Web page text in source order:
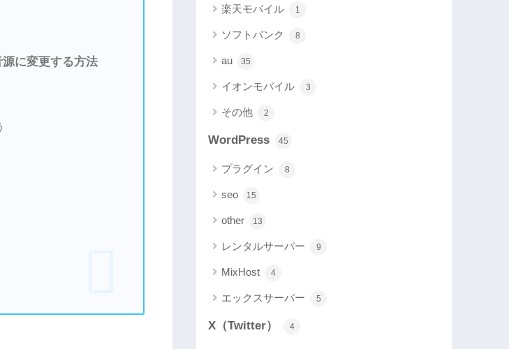
に変更する方法
楽天モバイル 1
ソフトバンク 8
au 35
イオンモバイル 3
その他 2
WordPress 45
プラグイン 8
seo 15
other 13
レンタルサーバー 9
MixHost 4
エックスサーバー 5
X（Twitter） 4